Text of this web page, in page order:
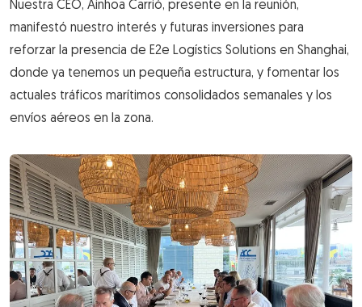
Nuestra CEO, Ainhoa Carrió, presente en la reunión,
manifestó nuestro interés y futuras inversiones para
reforzar la presencia de E2e Logístics Solutions en Shanghai,
donde ya tenemos un pequeña estructura, y fomentar los
actuales tráficos marítimos consolidados semanales y los
envíos aéreos en la zona.